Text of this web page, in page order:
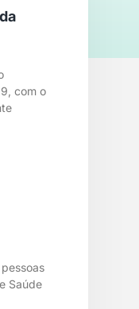
com o
Saúde